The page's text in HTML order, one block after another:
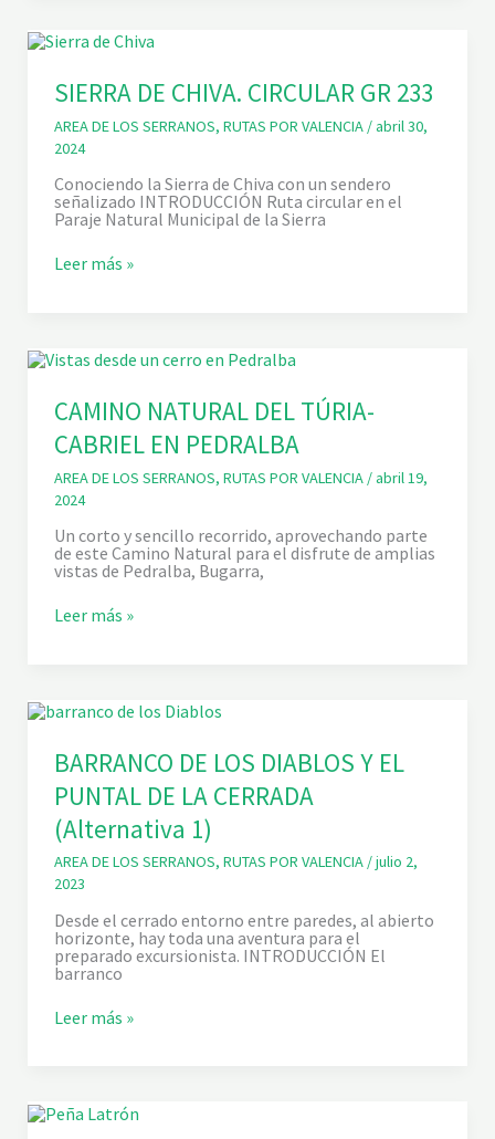
D
A
E
B
E
R
C
O
L
Ó
N
P
F
A
T
O
R
Í
A
L
A
T
O
S
Q
I
SIERRA DE CHIVA. CIRCULAR GR 233
AREA DE LOS SERRANOS, RUTAS POR VALENCIA/abril 30,
2024
Conociendo la Sierra de Chiva con un sendero
señalizado INTRODUCCIÓN Ruta circular en el
Paraje Natural Municipal de la Sierra
S
A
D
C
H
I
V
A
.
C
I
R
C
U
A
3
3
Leer más »
CAMINO NATURAL DEL TÚRIA-
CABRIEL EN PEDRALBA
AREA DE LOS SERRANOS, RUTAS POR VALENCIA/abril 19,
2024
Un corto y sencillo recorrido, aprovechando parte
de este Camino Natural para el disfrute de amplias
vistas de Pedralba, Bugarra,
C
N
T
U
R
A
L
D
E
L
T
Ú
R
I
A
-
A
L
E
Leer más »
BARRANCO DE LOS DIABLOS Y EL
PUNTAL DE LA CERRADA
(Alternativa 1)
AREA DE LOS SERRANOS, RUTAS POR VALENCIA/julio 2,
2023
Desde el cerrado entorno entre paredes, al abierto
horizonte, hay toda una aventura para el
preparado excursionista. INTRODUCCIÓN El
barranco
B
N
C
Leer más »